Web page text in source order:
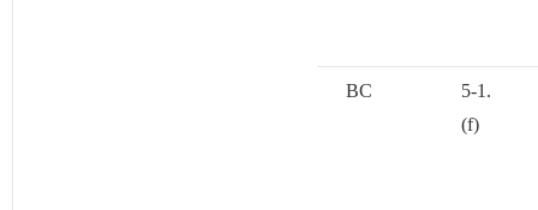
BC
5-1.
(f)